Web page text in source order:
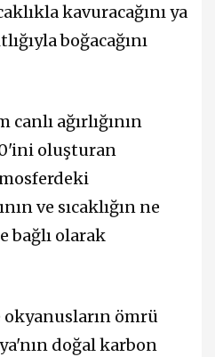
kavuracağını ya
boğacağını
ağırlığının
oluşturan
ve sıcaklığın ne
bağlı olarak
ömrü
doğal karbon